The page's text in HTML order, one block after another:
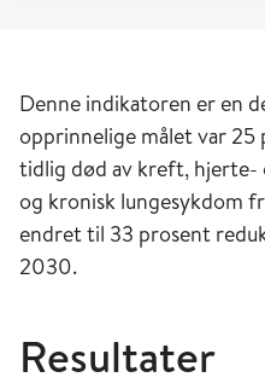
Denne indikatoren er en
opprinnelige målet var
tidlig død av kreft, hjerte-
og kronisk lungesykdom
endret til 33 prosent
2030.
Resultater